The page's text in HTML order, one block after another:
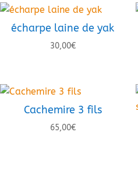
écharpe laine de yak
30,00€
Cachemire 3 fils
65,00€